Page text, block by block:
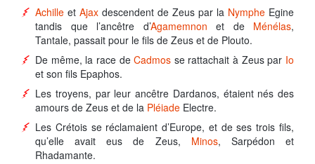
Achille et Ajax descendent de Zeus par la Nymphe Egine
tandis que l’ancêtre d’Agamemnon et de Ménélas,
Tantale, passait pour le fils de Zeus et de Plouto.
De même, la race deCadmos se rattachait à Zeuspar Io
et son fils Epaphos.
Les troyens, par leur ancêtre Dardanos, étaient nés des
amours de Zeus et de la Pléiade Electre.
Les Crétois se réclamaient d’Europe, et de ses trois fils,
qu’elle avait eus de Zeus, Minos, Sarpédon et
Rhadamante.